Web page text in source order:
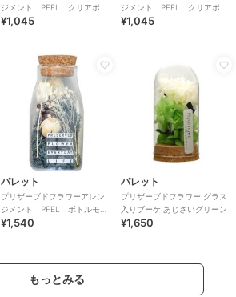
ジメント PFEL クリアポー
チ アイスランドモスワイン
¥1,045
ジメント PFEL クリアポー
チ アイスランドモスパウダ
¥1,045
パレット
プリザーブドフラワーアレン
ジメント PFEL ボトルモ
ス アイスランドモス ネイビ
¥1,540
パレット
プリザーブドフラワー グラス
入りブーケ あじさいグリーン
¥1,650
もっとみる